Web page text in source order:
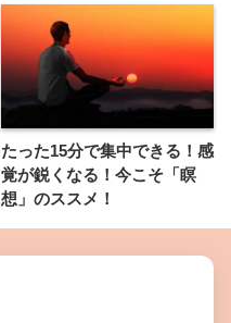
たった15分で集中できる！感
覚が鋭くなる！今こそ「瞑
想」のススメ！